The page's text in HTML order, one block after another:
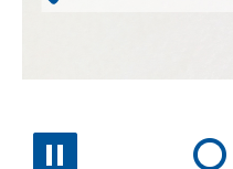
イ